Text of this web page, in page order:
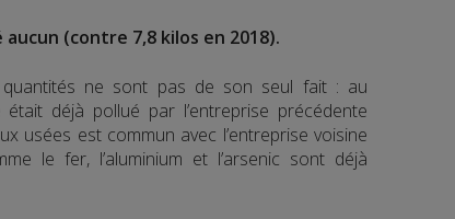
aucun (contre 7,8 kilos en 2018).
ne sont pas de son seul fait : au
déjà pollué par l’entreprise précédente
usées est commun avec l’entreprise voisine
le fer, l’aluminium et l’arsenic sont déjà